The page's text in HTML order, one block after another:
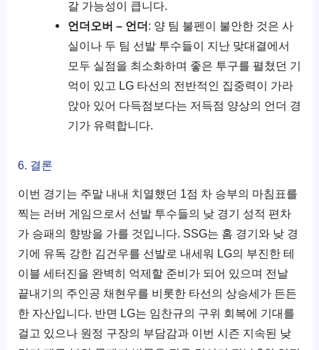
갈 가능성이 큽니다.
언더오버 – 언더: 양 팀 불펜이 불안한 것은 사
실이나 두 팀 선발 투수들이 지난 맞대결에서
모두 실점을 최소화하며 좋은 투구를 펼쳤던 기
억이 있고 LG 타선의 전반적인 집중력이 가라
앉아 있어 다득점보다는 저득점 양상의 언더 경
기가 유력합니다.
6. 결론
이번 경기는 주말 내내 치열했던 1점 차 승부의 마침표를
찍는 러버 게임으로서 선발 투수들의 낮 경기 성적 편차
가 승패의 향방을 가를 것입니다. SSG는 홈 경기와 낮 경
기에 유독 강한 김건우를 선발로 내세워 LG의 부진한 테
이블 세터진을 완벽히 억제할 준비가 되어 있으며 전날
끝내기의 주인공 채현우를 비롯한 타선의 상승세가 든든
한 자산입니다. 반면 LG는 임찬규의 구위 회복에 기대를
걸고 있으나 원정 구장의 부담감과 이번 시즌 지속된 낮